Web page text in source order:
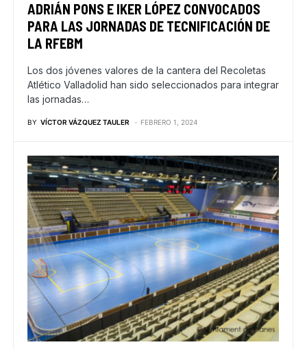
ADRIÁN PONS E IKER LÓPEZ CONVOCADOS
PARA LAS JORNADAS DE TECNIFICACIÓN DE
LA RFEBM
Los dos jóvenes valores de la cantera del Recoletas
Atlético Valladolid han sido seleccionados para integrar
las jornadas…
BY VÍCTOR VÁZQUEZ TAULER FEBRERO 1, 2024